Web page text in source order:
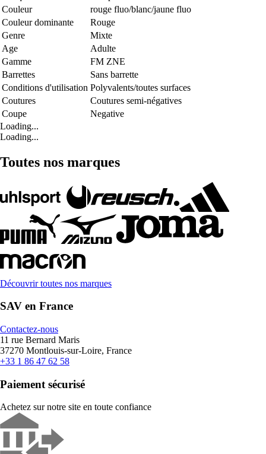
Couleur
rouge fluo/blanc/jaune fluo
Couleur dominante
Rouge
Genre
Mixte
Age
Adulte
Gamme
FM ZNE
Barrettes
Sans barrette
Conditions d'utilisation Polyvalents/toutes surfaces
Coutures
Coutures semi-négatives
Coupe
Negative
Loading...
Loading...
Toutes nos marques
Découvrir toutes nos marques
SAV en France
Contactez-nous
11 rue Bernard Maris
37270 Montlouis-sur-Loire, France
+33 1 86 47 62 58
Paiement sécurisé
Achetez sur notre site en toute confiance